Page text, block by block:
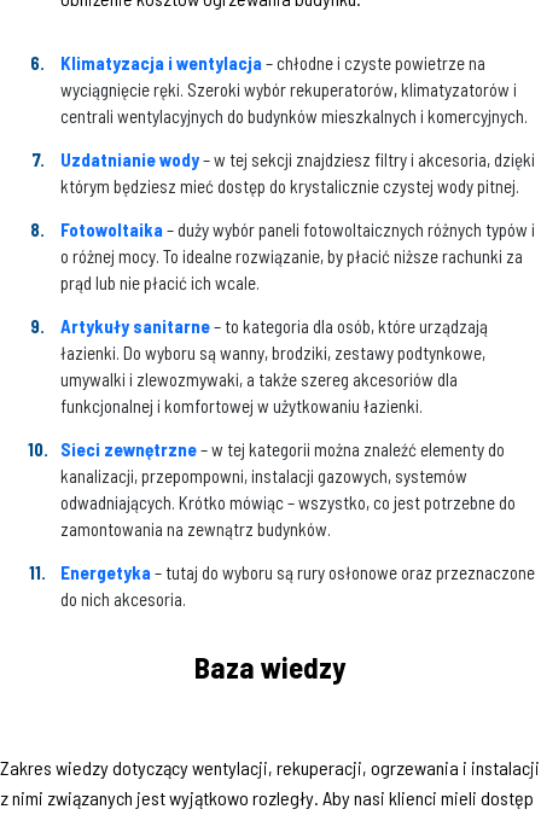
Klimatyzacja i wentylacja– chłodne i czyste powietrze na
wyciągnięcie ręki. Szeroki wybór rekuperatorów, klimatyzatorów i
centrali wentylacyjnych do budynków mieszkalnych i komercyjnych.
Uzdatnianie wody– w tej sekcji znajdziesz filtry i akcesoria, dzięki
którym będziesz mieć dostęp do krystalicznie czystej wody pitnej.
Fotowoltaika– duży wybór paneli fotowoltaicznych różnych typów i
o różnej mocy. To idealne rozwiązanie, by płacić niższe rachunki za
prąd lub nie płacić ich wcale.
Artykuły sanitarne– to kategoria dla osób, które urządzają
łazienki. Do wyboru są wanny, brodziki, zestawy podtynkowe,
umywalki i zlewozmywaki, a także szereg akcesoriów dla
funkcjonalnej i komfortowej w użytkowaniu łazienki.
Sieci zewnętrzne– w tej kategorii można znaleźć elementy do
kanalizacji, przepompowni, instalacji gazowych, systemów
odwadniających. Krótko mówiąc – wszystko, co jest potrzebne do
zamontowania na zewnątrz budynków.
Energetyka– tutaj do wyboru są rury osłonowe oraz przeznaczone
do nich akcesoria.
Baza wiedzy
Zakres wiedzy dotyczący wentylacji, rekuperacji, ogrzewania i instalacji
z nimi związanych jest wyjątkowo rozległy. Aby nasi klienci mieli dostęp